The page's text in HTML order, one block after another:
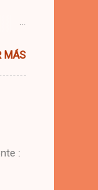
me
MÁS
: